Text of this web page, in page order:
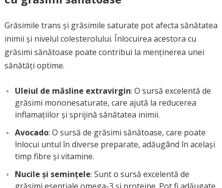
Grăsimile trans și grăsimile saturate pot afecta sănătatea
inimii și nivelul colesterolului. Înlocuirea acestora cu
grăsimi sănătoase poate contribui la menținerea unei
sănătăți optime.
Uleiul de măsline extravirgin: O sursă excelentă de
grăsimi mononesaturate, care ajută la reducerea
inflamațiilor și sprijină sănătatea inimii.
Avocado: O sursă de grăsimi sănătoase, care poate
înlocui untul în diverse preparate, adăugând în același
timp fibre și vitamine.
Nucile și semințele: Sunt o sursă excelentă de